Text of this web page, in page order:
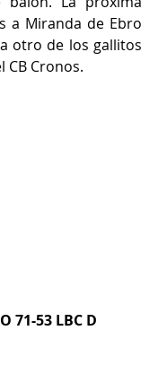
a Miranda de Ebro
otro de los gallitos
CB Cronos.
71-53 LBC D